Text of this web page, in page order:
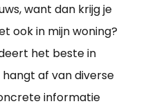
want dan krijg je
ook in mijn woning?
het beste in
af van diverse
informatie